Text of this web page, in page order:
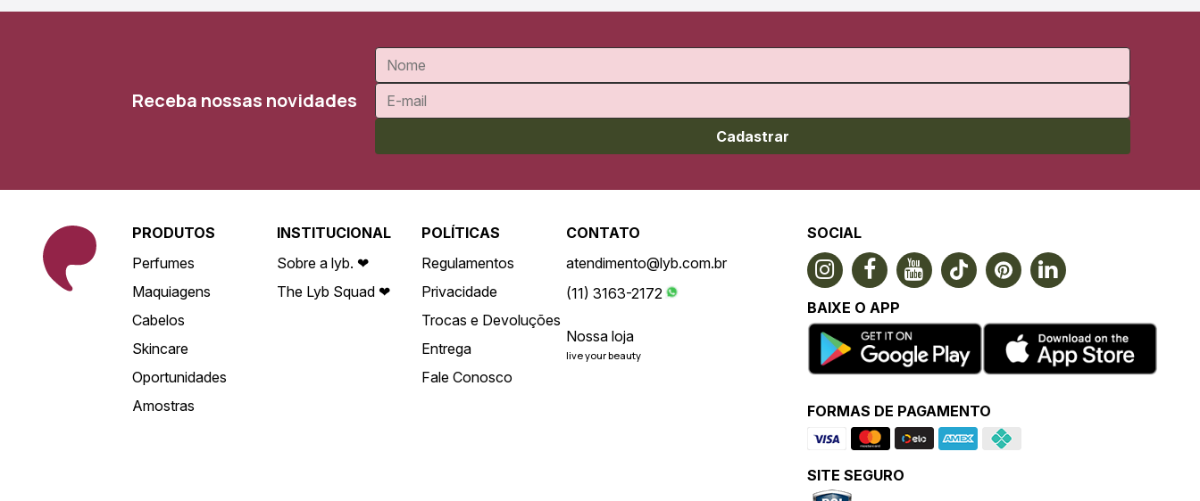
Receba nossas novidades
Cadastrar
PRODUTOS
Perfumes
Maquiagens
Cabelos
Skincare
Oportunidades
Amostras
INSTITUCIONAL
Sobre a lyb. ❤
The Lyb Squad ❤
POLÍTICAS
Regulamentos
Privacidade
Trocas e Devoluções
Entrega
Fale Conosco
CONTATO
atendimento@lyb.com.br
(11) 3163-2172
Nossa loja
live your beauty
SOCIAL
BAIXE O APP
FORMAS DE PAGAMENTO
SITE SEGURO